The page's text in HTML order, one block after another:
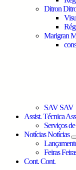
Ditron
Marigran
SAV SAV
Assist. Técnica
Serviços
NotíciasNotícias
Feiras
Cont.Cont.